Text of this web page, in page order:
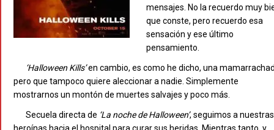
mensajes. No la recuerdo muy
que conste, pero recuerdo esa
sensación y ese último
pensamiento.
‘Halloween Kills’en cambio, es como he dicho, una
pero que tampoco quiere aleccionar a nadie. Simplemente
mostrarnos un montón de muertes salvajes y poco más.
Secuela directa de ‘La noche de Halloween’, seguimos a nuestras